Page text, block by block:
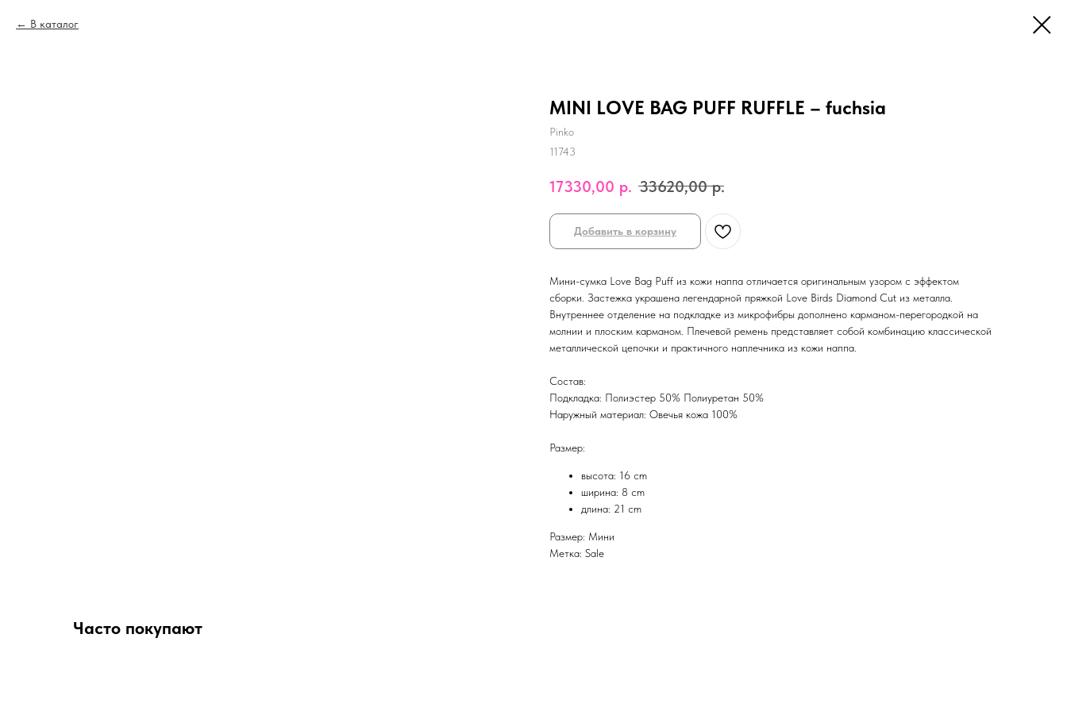
В каталог
MINI LOVE BAG PUFF RUFFLE – fuchsia
Pinko
11743
17330,00 р. 33620,00 р.
Добавить в корзину
Мини-сумка Love Bag Puff из кожи наппа отличается оригинальным узором с эффектом
сборки. Застежка украшена легендарной пряжкой Love Birds Diamond Cut из металла.
Внутреннее отделение на подкладке из микрофибры дополнено карманом-перегородкой на
молнии и плоским карманом. Плечевой ремень представляет собой комбинацию классической
металлической цепочки и практичного наплечника из кожи наппа.
Состав:
Подкладка: Полиэстер 50% Полиуретан 50%
Наружный материал: Овечья кожа 100%
Размер:
высота: 16 cm
ширина: 8 cm
длина: 21 cm
Размер: Мини
Метка: Sale
Часто покупают